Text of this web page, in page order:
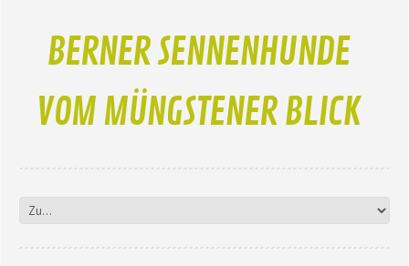
BERNER SENNENHUNDE
VOM MÜNGSTENER BLICK